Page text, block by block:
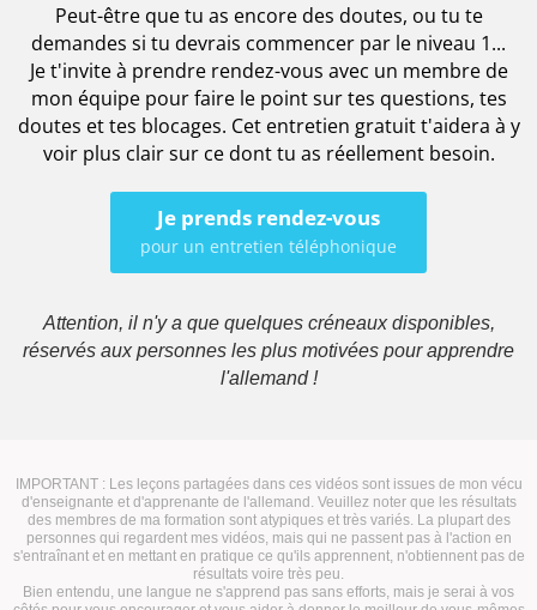
Peut-être que tu as encore des doutes, ou tu te
demandes si tu devrais commencer par le niveau 1...
Je t'invite à prendre rendez-vous avec un membre de
mon équipe pour faire le point sur tes questions, tes
doutes et tes blocages. Cet entretien gratuit t'aidera à y
voir plus clair sur ce dont tu as réellement besoin.
Je prends rendez-vous
pour un entretien téléphonique
Attention, il n'y a que quelques créneaux disponibles,
réservés aux personnes les plus motivées pour apprendre
l'allemand !
IMPORTANT : Les leçons partagées dans ces vidéos sont issues de mon vécu
d'enseignante et d'apprenante de l'allemand. Veuillez noter que les résultats
des membres de ma formation sont atypiques et très variés. La plupart des
personnes qui regardent mes vidéos, mais qui ne passent pas à l'action en
s'entraînant et en mettant en pratique ce qu'ils apprennent, n'obtiennent pas de
résultats voire très peu.
Bien entendu, une langue ne s'apprend pas sans efforts, mais je serai à vos